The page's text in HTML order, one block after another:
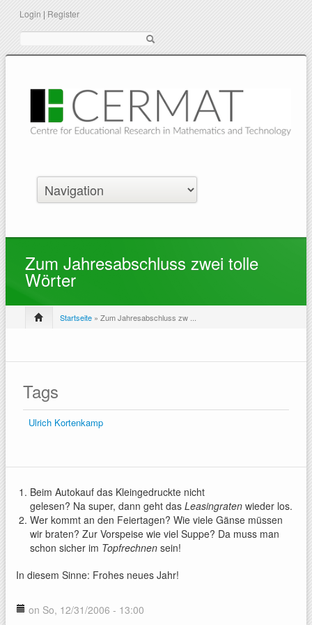
Login | Register
Zum Jahresabschluss zwei tolle
Wörter
Startseite » Zum Jahresabschluss zw ...
Tags
Ulrich Kortenkamp
Beim Autokauf das Kleingedruckte nicht
gelesen? Na super, dann geht das Leasingraten wieder los.
Wer kommt an den Feiertagen? Wie viele Gänse müssen
wir braten? Zur Vorspeise wie viel Suppe? Da muss man
schon sicher im Topfrechnen sein!
In diesem Sinne: Frohes neues Jahr!
on So, 12/31/2006 - 13:00